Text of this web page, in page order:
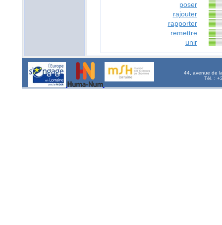
poser
rajouter
rapporter
remettre
unir
44, avenue de
Tél. :